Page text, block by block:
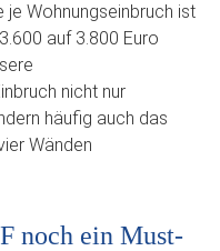
Wohnungseinbruch ist
auf 3.800 Euro
nicht nur
häufig auch das
Wänden
noch ein Must-